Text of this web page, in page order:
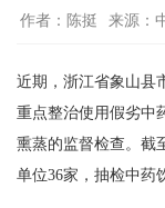
作者：陈挺 来源：
近期，浙江省象山县
重点整治使用假劣中
熏蒸的监督检查。截
单位36家，抽检中药